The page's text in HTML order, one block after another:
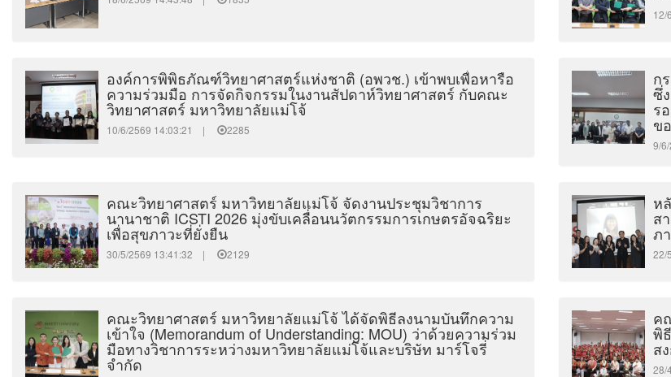
องค์การพิพิธภัณฑ์วิทยาศาสตร์แห่งชาติ (อพวช.) เข้าพบเพื่อหารือ
ความร่วมมือ การจัดกิจกรรมในงานสัปดาห์วิทยาศาสตร์ กับคณะ
วิทยาศาสตร์ มหาวิทยาลัยแม่โจ้
10/6/2569 14:03:21 | 2285
ก
ซึ่
ร
ข
9/
คณะวิทยาศาสตร์ มหาวิทยาลัยแม่โจ้ จัดงานประชุมวิชาการ
นานาชาติ ICSTI 2026 มุ่งขับเคลื่อนนวัตกรรมการเกษตรอัจฉริยะ
เพื่อสุขภาวะที่ยั่งยืน
30/5/2569 13:41:32 | 2129
ห
ส
ภ
คณะวิทยาศาสตร์ มหาวิทยาลัยแม่โจ้ ได้จัดพิธีลงนามบันทึกความ
เข้าใจ (Memorandum of Understanding: MOU) ว่าด้วยความร่วม
มือทางวิชาการระหว่างมหาวิทยาลัยแม่โจ้และบริษัท มาร์โจรี่
จำกัด
ค
พิ
ส